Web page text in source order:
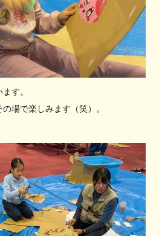
す。
場で楽しみます（笑）。